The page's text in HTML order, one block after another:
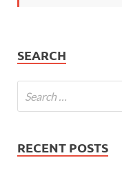
SEARCH
RECENT POSTS